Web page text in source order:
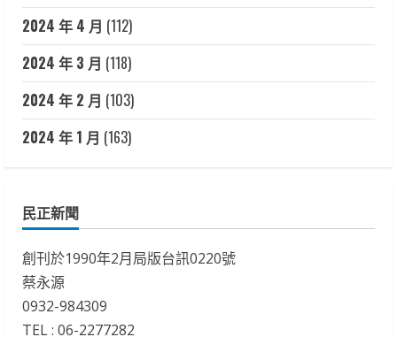
2024 年 4 月 (112)
2024 年 3 月 (118)
2024 年 2 月 (103)
2024 年 1 月 (163)
民正新聞
創刊於1990年2月局版台訊0220號
蔡永源
0932-984309
TEL : 06-2277282